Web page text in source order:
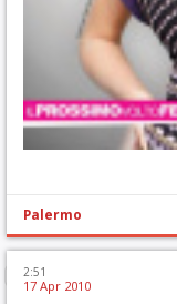
Palermo
2:51
17 Apr 2010